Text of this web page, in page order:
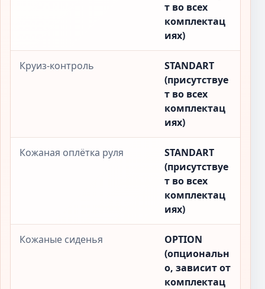
т во всех
комплектац
иях)
Круиз-контроль
STANDART
(присутствуе
т во всех
комплектац
иях)
Кожаная оплётка руля
STANDART
(присутствуе
т во всех
комплектац
иях)
Кожаные сиденья
OPTION
(опциональн
о, зависит от
комплектац